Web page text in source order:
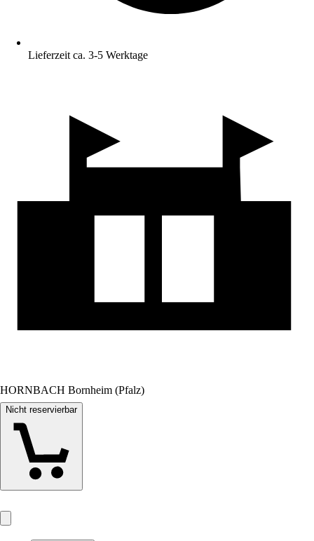
Lieferzeit ca. 3-5 Werktage
HORNBACH Bornheim (Pfalz)
Nicht reservierbar